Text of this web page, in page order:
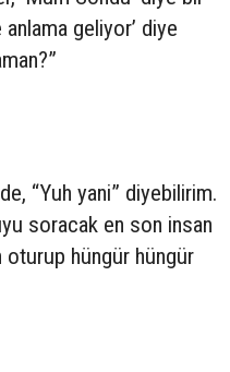
geliyor’ diye
“Yuh yani” diyebilirim.
soracak en son insan
hüngür hüngür